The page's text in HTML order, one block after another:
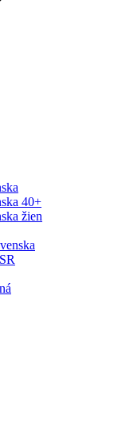
40+
žien